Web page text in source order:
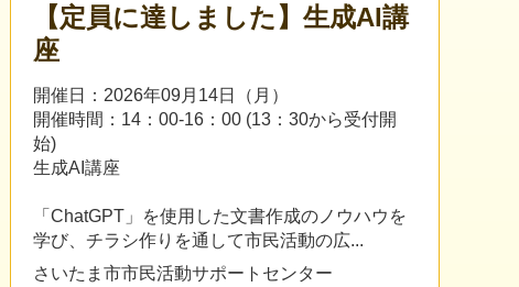
【定員に達しました】生成AI講
座
開催日：2026年09月14日（月）
開催時間：14：00-16：00 (13：30から受付開
始)
生成AI講座
「ChatGPT」を使用した文書作成のノウハウを
学び、チラシ作りを通して市民活動の広...
さいたま市市民活動サポートセンター